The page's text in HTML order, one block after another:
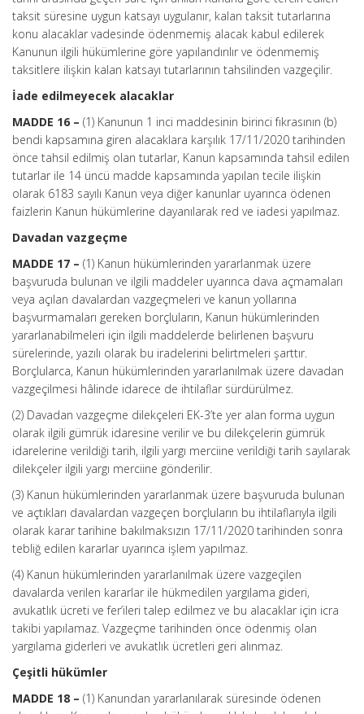
taksit süresine uygun katsayı uygulanır, kalan taksit tutarlarına
konu alacaklar vadesinde ödenmemiş alacak kabul edilerek
Kanunun ilgili hükümlerine göre yapılandırılır ve ödenmemiş
taksitlere ilişkin kalan katsayı tutarlarının tahsilinden vazgeçilir.
İade edilmeyecek alacaklar
MADDE 16 – (1) Kanunun 1 inci maddesinin birinci fıkrasının (b)
bendi kapsamına giren alacaklara karşılık 17/11/2020 tarihinden
önce tahsil edilmiş olan tutarlar, Kanun kapsamında tahsil edilen
tutarlar ile 14 üncü madde kapsamında yapılan tecile ilişkin
olarak 6183 sayılı Kanun veya diğer kanunlar uyarınca ödenen
faizlerin Kanun hükümlerine dayanılarak red ve iadesi yapılmaz.
Davadan vazgeçme
MADDE 17 – (1) Kanun hükümlerinden yararlanmak üzere
başvuruda bulunan ve ilgili maddeler uyarınca dava açmamaları
veya açılan davalardan vazgeçmeleri ve kanun yollarına
başvurmamaları gereken borçluların, Kanun hükümlerinden
yararlanabilmeleri için ilgili maddelerde belirlenen başvuru
sürelerinde, yazılı olarak bu iradelerini belirtmeleri şarttır.
Borçlularca, Kanun hükümlerinden yararlanılmak üzere davadan
vazgeçilmesi hâlinde idarece de ihtilaflar sürdürülmez.
(2) Davadan vazgeçme dilekçeleri EK-3’te yer alan forma uygun
olarak ilgili gümrük idaresine verilir ve bu dilekçelerin gümrük
idarelerine verildiği tarih, ilgili yargı merciine verildiği tarih sayılarak
dilekçeler ilgili yargı merciine gönderilir.
(3) Kanun hükümlerinden yararlanmak üzere başvuruda bulunan
ve açtıkları davalardan vazgeçen borçluların bu ihtilaflarıyla ilgili
olarak karar tarihine bakılmaksızın 17/11/2020 tarihinden sonra
tebliğ edilen kararlar uyarınca işlem yapılmaz.
(4) Kanun hükümlerinden yararlanılmak üzere vazgeçilen
davalarda verilen kararlar ile hükmedilen yargılama gideri,
avukatlık ücreti ve fer’ileri talep edilmez ve bu alacaklar için icra
takibi yapılamaz. Vazgeçme tarihinden önce ödenmiş olan
yargılama giderleri ve avukatlık ücretleri geri alınmaz.
Çeşitli hükümler
MADDE 18 – (1) Kanundan yararlanılarak süresinde ödenen